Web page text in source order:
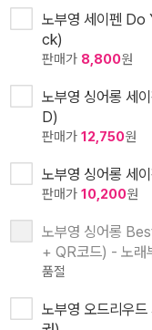
노부영 세이펜
ck)
판매가 8,800원
노부영 싱어롱
D)
판매가 12,750원
노부영 싱어롱 세
판매가 10,200원
노부영 싱어롱
+ QR코드) - 노래
품절
노부영 오드리우